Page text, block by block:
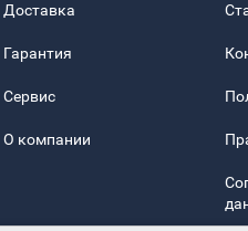
Доставка
Гарантия
Сервис
О компании